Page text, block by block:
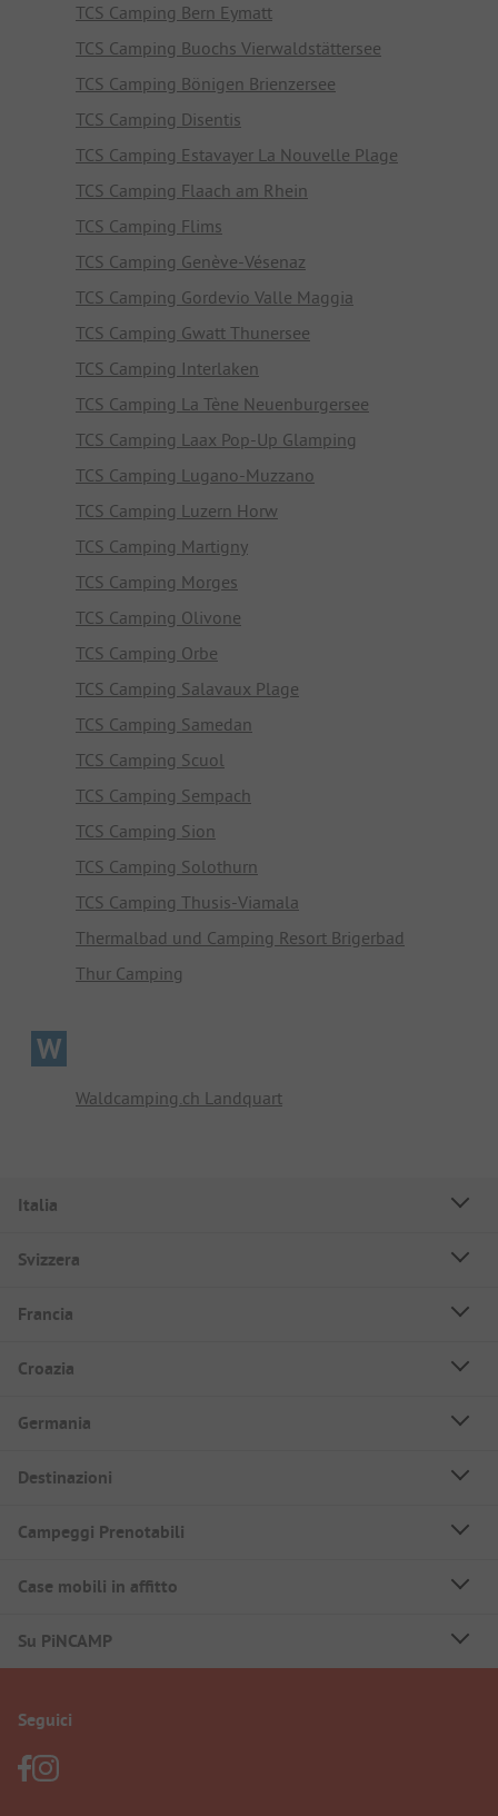
TCS Camping Bern Eymatt
TCS Camping Buochs Vierwaldstättersee
TCS Camping Bönigen Brienzersee
TCS Camping Disentis
TCS Camping Estavayer La Nouvelle Plage
TCS Camping Flaach am Rhein
TCS Camping Flims
TCS Camping Genève-Vésenaz
TCS Camping Gordevio Valle Maggia
TCS Camping Gwatt Thunersee
TCS Camping Interlaken
TCS Camping La Tène Neuenburgersee
TCS Camping Laax Pop-Up Glamping
TCS Camping Lugano-Muzzano
TCS Camping Luzern Horw
TCS Camping Martigny
TCS Camping Morges
TCS Camping Olivone
TCS Camping Orbe
TCS Camping Salavaux Plage
TCS Camping Samedan
TCS Camping Scuol
TCS Camping Sempach
TCS Camping Sion
TCS Camping Solothurn
TCS Camping Thusis-Viamala
Thermalbad und Camping Resort Brigerbad
Thur Camping
W
Waldcamping.ch Landquart
Italia
Svizzera
Francia
Croazia
Germania
Destinazioni
Campeggi Prenotabili
Case mobili in affitto
Su PiNCAMP
Seguici